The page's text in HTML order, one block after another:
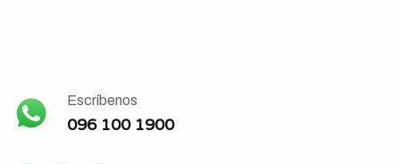
Escríbenos
096 100 1900